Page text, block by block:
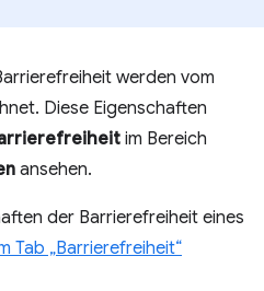
werden vom
Diese Eigenschaften
im Bereich
ansehen.
der Barrierefreiheit eines
Tab „Barrierefreiheit“